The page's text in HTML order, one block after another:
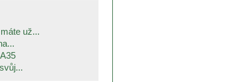
už...